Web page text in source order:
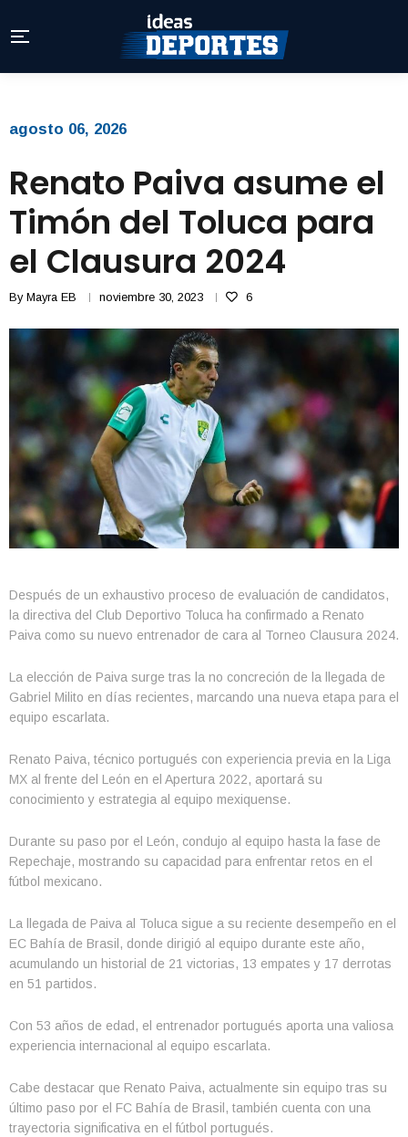
agosto 06, 2026
Renato Paiva asume el
Timón del Toluca para
el Clausura 2024
By Mayra EB noviembre 30, 2023 6
Después de un exhaustivo proceso de evaluación de candidatos,
la directiva del Club Deportivo Toluca ha confirmado a Renato
Paiva como su nuevo entrenador de cara al Torneo Clausura 2024.
La elección de Paiva surge tras la no concreción de la llegada de
Gabriel Milito en días recientes, marcando una nueva etapa para el
equipo escarlata.
Renato Paiva, técnico portugués con experiencia previa en la Liga
MX al frente del León en el Apertura 2022, aportará su
conocimiento y estrategia al equipo mexiquense.
Durante su paso por el León, condujo al equipo hasta la fase de
Repechaje, mostrando su capacidad para enfrentar retos en el
fútbol mexicano.
La llegada de Paiva al Toluca sigue a su reciente desempeño en el
EC Bahía de Brasil, donde dirigió al equipo durante este año,
acumulando un historial de 21 victorias, 13 empates y 17 derrotas
en 51 partidos.
Con 53 años de edad, el entrenador portugués aporta una valiosa
experiencia internacional al equipo escarlata.
Cabe destacar que Renato Paiva, actualmente sin equipo tras su
último paso por el FC Bahía de Brasil, también cuenta con una
trayectoria significativa en el fútbol portugués.